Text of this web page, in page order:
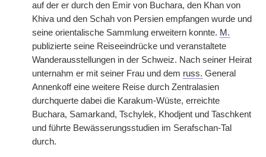
auf der er durch den Emir von Buchara, den Khan von
Khiva und den Schah von Persien empfangen wurde und
seine orientalische Sammlung erweitern konnte. M.
publizierte seine Reiseeindrücke und veranstaltete
Wanderausstellungen in der Schweiz. Nach seiner Heirat
unternahm er mit seiner Frau und dem russ. General
Annenkoff eine weitere Reise durch Zentralasien
durchquerte dabei die Karakum-Wüste, erreichte
Buchara, Samarkand, Tschylek, Khodjent und Taschkent
und führte Bewässerungsstudien im Serafschan-Tal
durch.